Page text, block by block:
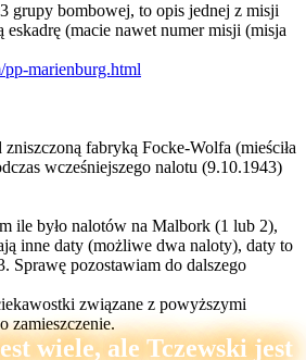
grupy bombowej, to opis jednej z misji
eskadrę (macie nawet numer misji (misja
marienburg.html
fabryką Focke-Wolfa (mieściła
wcześniejszego nalotu (9.10.1943)
ile było nalotów na Malbork (1 lub 2),
inne daty (możliwe dwa naloty), daty to
Sprawę pozostawiam do dalszego
związane z powyższymi
zamieszczenie.
wiele, ale Tczewski jest